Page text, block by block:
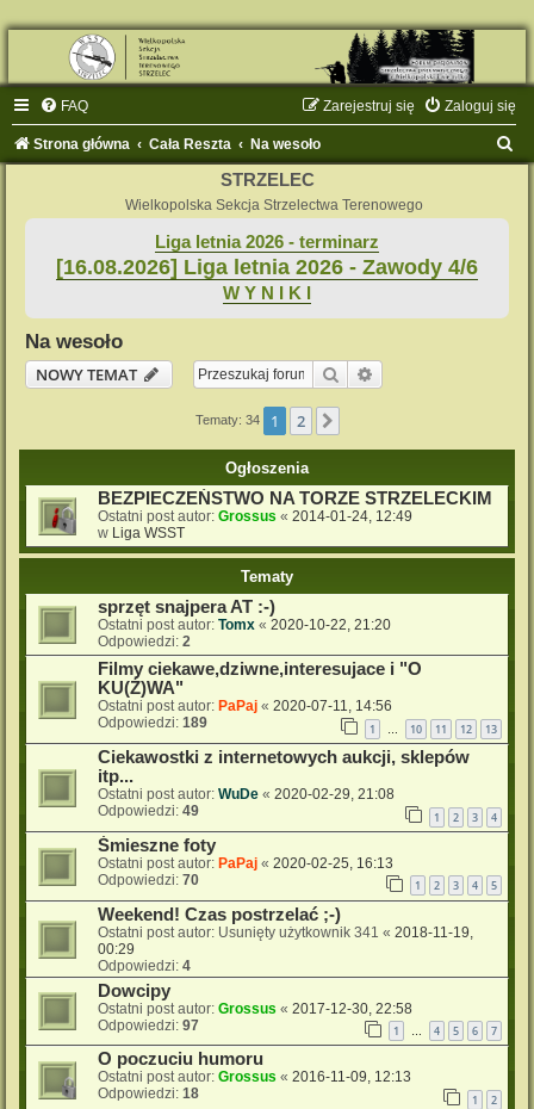
FAQ Zaloguj się
Zarejestruj się
Strona główna Cała Reszta Na wesoło
STRZELEC
Wielkopolska Sekcja Strzelectwa Terenowego
Liga letnia 2026 - terminarz
[16.08.2026] Liga letnia 2026 - Zawody 4/6
W Y N I K I
Na wesoło
NOWY TEMAT
Szukaj
Tematy: 34 1 2
Ogłoszenia
BEZPIECZEŃSTWO NA TORZE STRZELECKIM
Ostatni post autor: Grossus « 2014-01-24, 12:49
w Liga WSST
Tematy
sprzęt snajpera AT :-)
Ostatni post autor: Tomx « 2020-10-22, 21:20
Odpowiedzi: 2
Filmy ciekawe,dziwne,interesujace i "O
KU(Ź)WA"
Ostatni post autor: PaPaj « 2020-07-11, 14:56
Odpowiedzi: 189 1 10 11 12 13
Ciekawostki z internetowych aukcji, sklepów
itp...
Ostatni post autor: WuDe « 2020-02-29, 21:08
Odpowiedzi: 49 1 2 3 4
Śmieszne foty
Ostatni post autor: PaPaj « 2020-02-25, 16:13
Odpowiedzi: 70 1 2 3 4 5
Weekend! Czas postrzelać ;-)
Ostatni post autor: Usunięty użytkownik 341 « 2018-11-19,
00:29
Odpowiedzi: 4
Dowcipy
Ostatni post autor: Grossus « 2017-12-30, 22:58
Odpowiedzi: 97 1 … 4 5 6 7
O poczuciu humoru
Ostatni post autor: Grossus « 2016-11-09, 12:13
Odpowiedzi: 18 1 2